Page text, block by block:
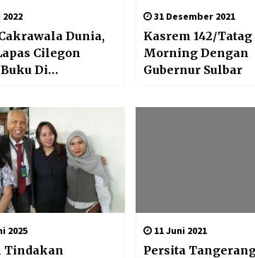
Dunia,
Cilegon
Di
31 Desember 2021
Kasrem 142/Tatag
Morning Dengan
Gubernur Sulbar
2025
Tindakan
11 Juni 2021
Persita